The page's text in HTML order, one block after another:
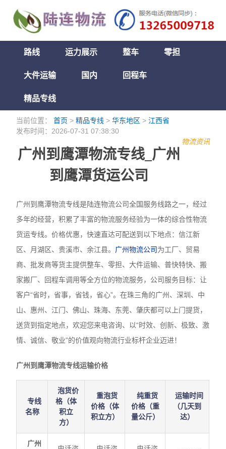
路线 运力展示 整车 零担
大件运输 国内 回程车
精品专线
当前位置：首页 >精品专线 >华东地区 >江西省
发布时间：2026-07-31 07:38:30
物流资讯
广州到鹰潭物流专线_广州
到鹰潭货运公司
广州到鹰潭物流专线是陆连物流公司全国服务线路之一，经过
多年的经营，积累了丰富的物流服务经验为一体的综合性物流
货运专线。价格优惠，快速直达可配送到以下地点：信江新
区、月湖区、贵溪市、余江县。 广州物流公司为工厂、贸易
商、批发商等货主提供整车、零担、大件运输、普快特快、搬
家搬厂、回程车调用等全方位的物流服务，公司服务目标：让
客户“省时，省事，省钱，省心”。在珠三角的广州、深圳、中
山、惠州、江门、佛山、珠海、东莞、肇庆都可以上门提货，
送货到指定地点，欢迎您来电咨询、以“时效、创新、极致、激
情、诚信、敬业”的价值观向物流行业标杆企业迈进！
广州到鹰潭物流专线运输价格
专线
名称
泡货价
格（体
积立
方）
重泡货
价格（体
积立方）
纯重货
价格（重
量公斤）
运输时间
（几天到
达）
广州